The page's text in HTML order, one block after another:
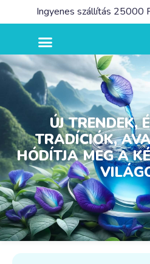
Ingyenes szállítás 25000
ÚJ TRENDEK,
TRADÍCIÓK,
HÓDÍTJA MEG A